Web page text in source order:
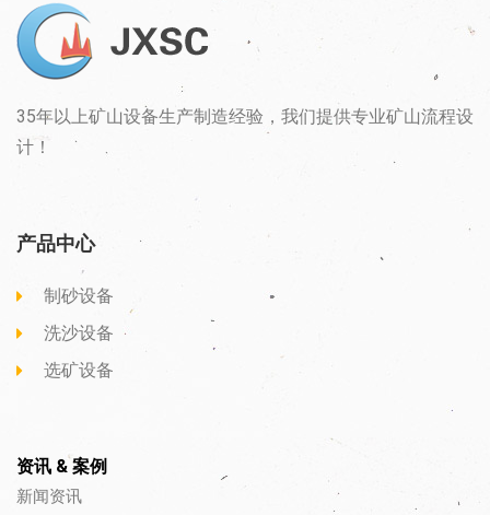
35年以上矿山设备生产制造经验，我们提供专业矿山流程设
计！
产品中心
制砂设备
洗沙设备
选矿设备
资讯 & 案例
新闻资讯